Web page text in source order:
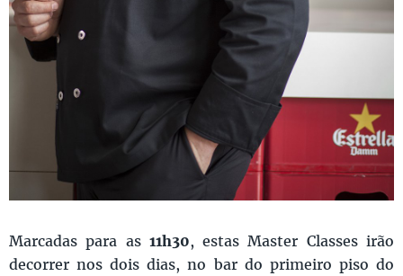
Marcadas para as 11h30, estas Master Classes irão
decorrer nos dois dias, no bar do primeiro piso do